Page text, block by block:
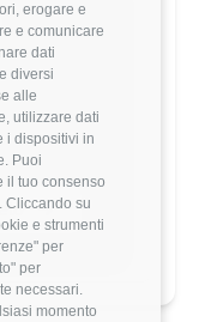
erogare e
e comunicare
dati
diversi
alle
utilizzare dati
i dispositivi in
Puoi
il tuo consenso
Cliccando su
e strumenti
per
per
necessari.
momento
posiziona
e